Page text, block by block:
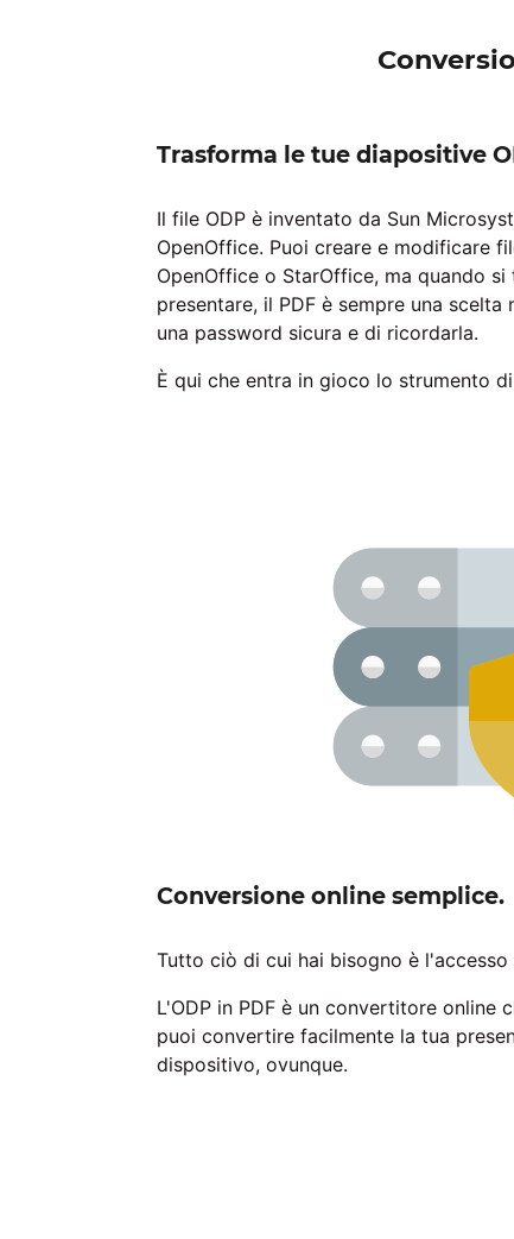
Trasforma le tue diapositive
Il file ODP è inventato da Sun
OpenOffice. Puoi creare e modificare
OpenOffice o StarOffice, ma quando
presentare, il PDF è sempre una
una password sicura e di ricordarla.
È qui che entra in gioco lo strumento
Conversione online semplice.
Tutto ciò di cui hai bisogno è l'accesso
L'ODP in PDF è un convertitore online
puoi convertire facilmente la tua
dispositivo, ovunque.